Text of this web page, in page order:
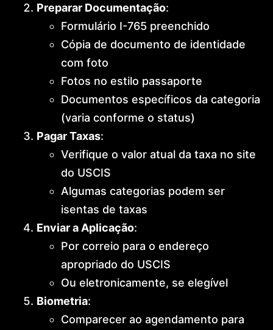
Preparar Documentação:
Formulário I-765 preenchido
Cópia de documento de identidade
com foto
Fotos no estilo passaporte
Documentos específicos da categoria
(varia conforme o status)
Pagar Taxas:
Verifique o valor atual da taxa no site
do USCIS
Algumas categorias podem ser
isentas de taxas
Enviar a Aplicação:
Por correio para o endereço
apropriado do USCIS
Ou eletronicamente, se elegível
Biometria:
Comparecer ao agendamento para